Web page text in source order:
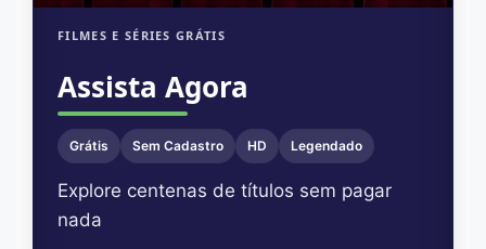
FILMES E SÉRIES GRÁTIS
Assista Agora
Grátis Sem Cadastro HD Legendado
Explore centenas de títulos sem pagar
nada